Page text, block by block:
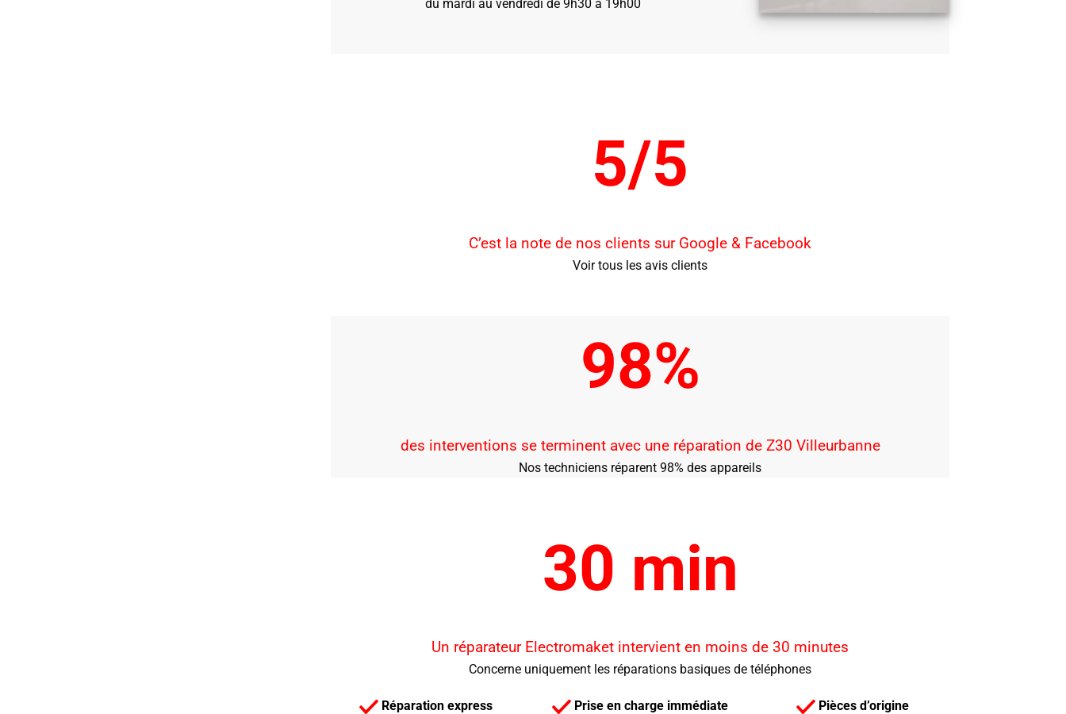
du mardi au vendredi de 9h30 à 19h00
5/5
C’est la note de nos clients sur Google & Facebook
Voir tous les avis clients
98%
des interventions se terminent avec une réparation de Z30 Villeurbanne
Nos techniciens réparent 98% des appareils
30 min
Un réparateur Electromaket intervient en moins de 30 minutes
Concerne uniquement les réparations basiques de téléphones
Réparation express Prise en charge immédiate Pièces d’origine